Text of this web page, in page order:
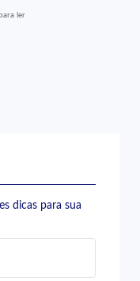
ler
dicas para sua